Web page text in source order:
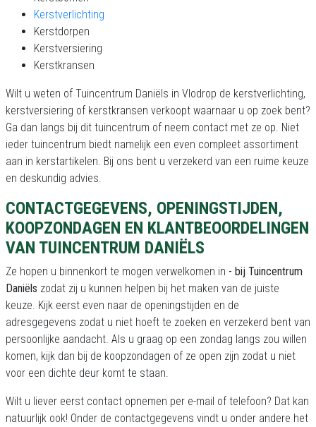
Kerstverlichting
Kerstdorpen
Kerstversiering
Kerstkransen
Wilt u weten of Tuincentrum Daniëls in Vlodrop de kerstverlichting,
kerstversiering of kerstkransen verkoopt waarnaar u op zoek bent?
Ga dan langs bij dit tuincentrum of neem contact met ze op. Niet
ieder tuincentrum biedt namelijk een even compleet assortiment
aan in kerstartikelen. Bij ons bent u verzekerd van een ruime keuze
en deskundig advies.
CONTACTGEGEVENS, OPENINGSTIJDEN,
KOOPZONDAGEN EN KLANTBEOORDELINGEN
VAN TUINCENTRUM DANIËLS
Ze hopen u binnenkort te mogen verwelkomen in - bij Tuincentrum
Daniëls zodat zij u kunnen helpen bij het maken van de juiste
keuze. Kijk eerst even naar de openingstijden en de
adresgegevens zodat u niet hoeft te zoeken en verzekerd bent van
persoonlijke aandacht. Als u graag op een zondag langs zou willen
komen, kijk dan bij de koopzondagen of ze open zijn zodat u niet
voor een dichte deur komt te staan.
Wilt u liever eerst contact opnemen per e-mail of telefoon? Dat kan
natuurlijk ook! Onder de contactgegevens vindt u onder andere het